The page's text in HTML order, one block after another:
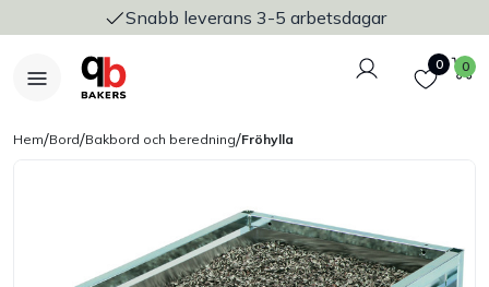
Snabb leverans 3-5 arbetsdagar
Logga in
Favoriter
0 0
Bakers Pureline
Hem/Bord/Bakbord och beredning/Fröhylla